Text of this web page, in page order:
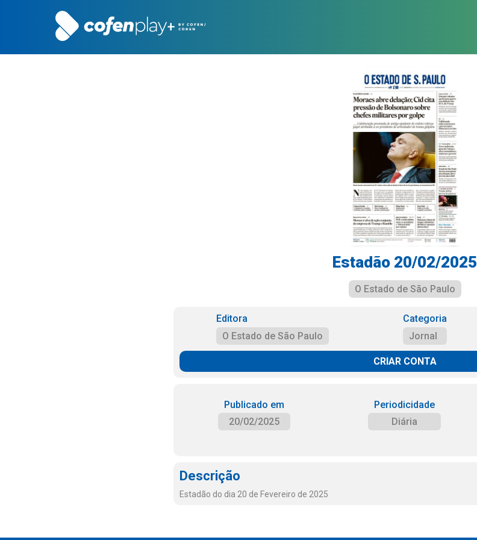
Estadão 20/02/2025
O Estado de São Paulo
Editora
O Estado de São Paulo
Categoria
Jornal
CRIAR CONTA
Publicado em
20/02/2025
Periodicidade
Diária
Descrição
Estadão do dia 20 de Fevereiro de 2025